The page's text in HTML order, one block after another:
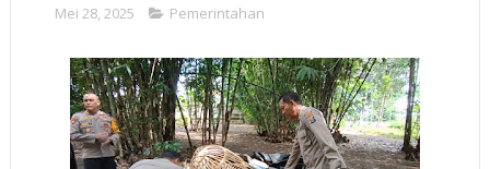
Mei 28, 2025 Pemerintahan